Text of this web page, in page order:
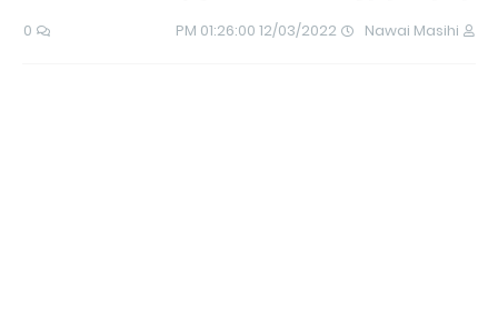
Nawai Masihi
12/03/2022 01:26:00 PM
0